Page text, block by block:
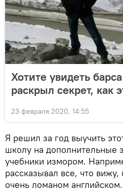
Хотите увидеть
раскрыл секрет, как
23 февраля 2020, 14:55
Я решил за год выучить
школу на дополнительные
учебники измором.
рассказывал все, что
очень ломаном английском.